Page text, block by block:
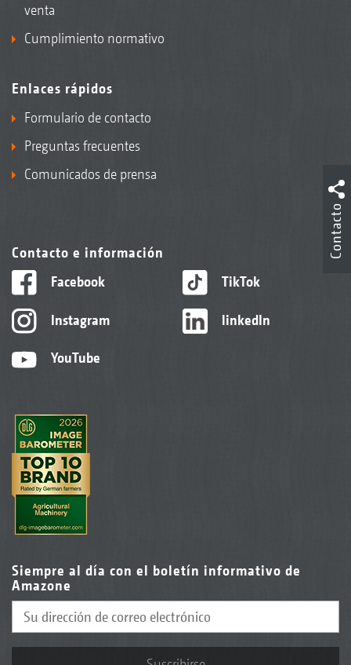
venta
Cumplimiento normativo
Enlaces rápidos
Formulario de contacto
Preguntas frecuentes
Comunicados de prensa
Contacto e información
Facebook
Instagram
YouTube
TikTok
linkedIn
Siempre al día con el boletín informativo de
Amazone
Contacto